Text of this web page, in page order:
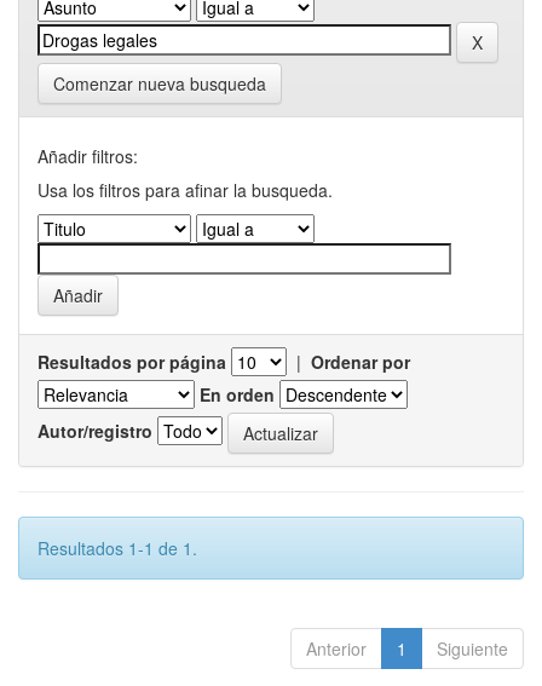
Comenzar nueva busqueda
Añadir filtros:
Usa los filtros para afinar la busqueda.
Resultados por página | Ordenar por
En orden
Autor/registro
Resultados 1-1 de 1.
Anterior 1 Siguiente